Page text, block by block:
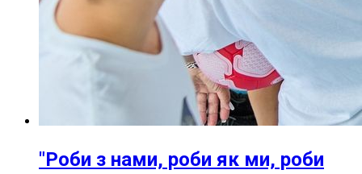
"Роби з нами, роби як ми, роби